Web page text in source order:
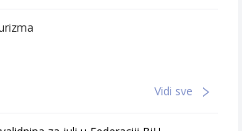
Vidi sve